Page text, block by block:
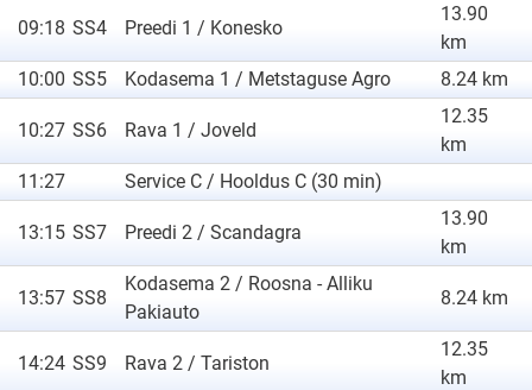
09:18 SS4 Preedi 1 / Konesko
13.90
km
10:00 SS5 Kodasema 1 / Metstaguse Agro 8.24 km
10:27 SS6 Rava 1 / Joveld
12.35
km
11:27
Service C / Hooldus C (30 min)
13:15 SS7 Preedi 2 / Scandagra
13.90
km
13:57 SS8
Kodasema 2 / Roosna - Alliku
Pakiauto
8.24 km
14:24 SS9 Rava 2 / Tariston
12.35
km